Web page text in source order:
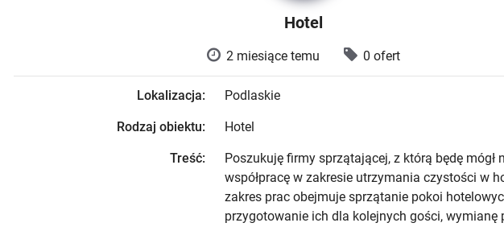
Hotel
2 miesiące temu 0 ofert
Lokalizacja: Podlaskie
Rodzaj obiektu: Hotel
Treść:
Poszukuję firmy sprzątającej, z którą będę mógł
współpracę w zakresie utrzymania czystości w
zakres prac obejmuje sprzątanie pokoi
przygotowanie ich dla kolejnych gości, wymianę